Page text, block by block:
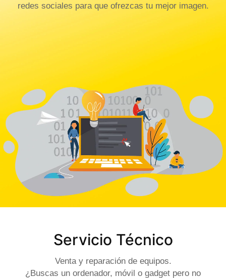
redes sociales para que ofrezcas tu mejor imagen.
Servicio Técnico
Venta y reparación de equipos.
¿Buscas un ordenador, móvil o gadget pero no